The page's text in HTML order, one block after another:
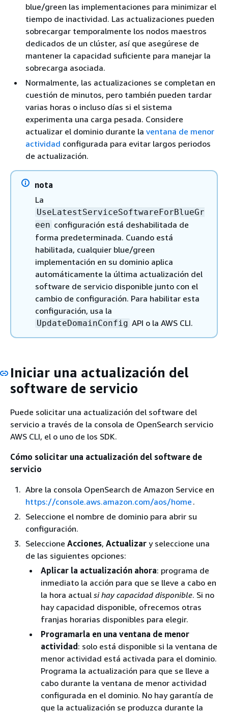
blue/green las implementaciones para minimizar el
tiempo de inactividad. Las actualizaciones pueden
sobrecargar temporalmente los nodos maestros
dedicados de un clúster, así que asegúrese de
mantener la capacidad suficiente para manejar la
sobrecarga asociada.
Normalmente, las actualizaciones se completan en
cuestión de minutos, pero también pueden tardar
varias horas o incluso días si el sistema
experimenta una carga pesada. Considere
actualizar el dominio durante la ventana de menor
actividad configurada para evitar largos periodos
de actualización.
nota
La
UseLatestServiceSoftwareForBlueGr
een configuración está deshabilitada de
forma predeterminada. Cuando está
habilitada, cualquier blue/green
implementación en su dominio aplica
automáticamente la última actualización del
software de servicio disponible junto con el
cambio de configuración. Para habilitar esta
configuración, usa la
UpdateDomainConfig API o la AWS CLI.
Iniciar una actualización del
software de servicio
Puede solicitar una actualización del software del
servicio a través de la consola de OpenSearch servicio
AWS CLI, el o uno de los SDK.
Cómo solicitar una actualización del software de
servicio
Abre la consola OpenSearch de Amazon Service en
https://console.aws.amazon.com/aos/home .
Seleccione el nombre de dominio para abrir su
configuración.
Seleccione Acciones, Actualizar y seleccione una
de las siguientes opciones:
Aplicar la actualización ahora: programa de
inmediato la acción para que se lleve a cabo en
la hora actual si hay capacidad disponible. Si no
hay capacidad disponible, ofrecemos otras
franjas horarias disponibles para elegir.
Programarla en una ventana de menor
actividad : solo está disponible si la ventana de
menor actividad está activada para el dominio.
Programa la actualización para que se lleve a
cabo durante la ventana de menor actividad
configurada en el dominio. No hay garantía de
que la actualización se produzca durante la